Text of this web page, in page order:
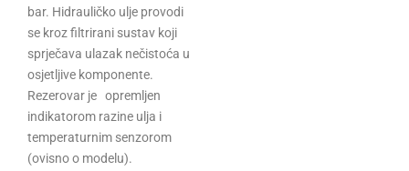
bar. Hidrauličko ulje provodi
se kroz filtrirani sustav koji
sprječava ulazak nečistoća u
osjetljive komponente.
Rezerovar je opremljen
indikatorom razine ulja i
temperaturnim senzorom
(ovisno o modelu).